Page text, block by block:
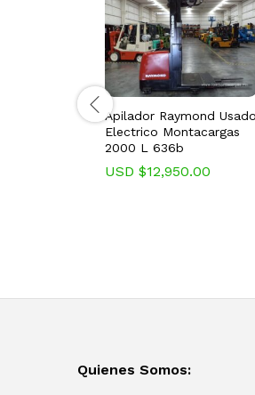
Apilador Raymond Usado
Electrico Montacargas
2000 L 636b
USD $12,950.00
Quienes Somos: